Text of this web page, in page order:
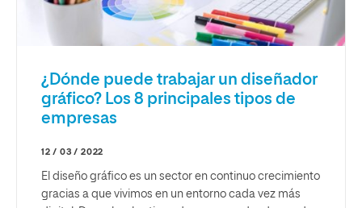
¿Dónde puede trabajar un diseñador
gráfico? Los 8 principales tipos de
empresas
12 / 03 / 2022
El diseño gráfico es un sector en continuo crecimiento
gracias a que vivimos en un entorno cada vez más